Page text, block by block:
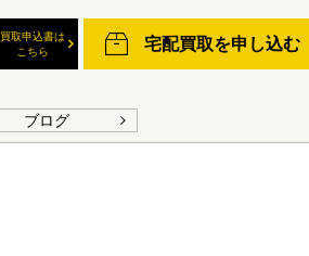
宅配買取を申し込む
買取申込書は
こちら
ブログ